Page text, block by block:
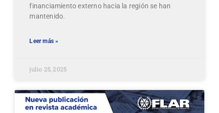
financiamiento externo hacia la región se han
mantenido.
Leer más »
julio 25, 2025